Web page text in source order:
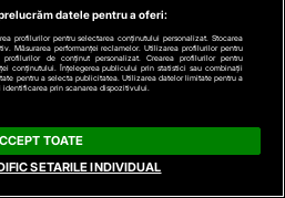
LIBERTATEA.RO
Orașul din Europa unde
poți bea o bere cu mai
puțin de un euro. Topul
de Deutsche Bank
datele pentru a oferi:
profilurilor pentru selectarea conținutului personalizat. Stocarea
Măsurarea performanței reclamelor. Utilizarea profilurilor pentru
de conținut personalizat. Crearea profilurilor pentru
conținutului. Înțelegerea publicului prin statistici sau combinații
pentru a selecta publicitatea. Utilizarea datelor limitate pentru a
prin scanarea dispozitivului.
TOATE
SETARILE INDIVIDUAL